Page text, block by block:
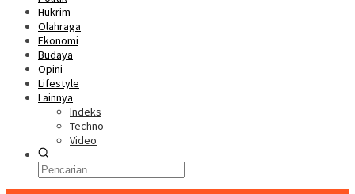
Hukrim
Olahraga
Ekonomi
Budaya
Opini
Lifestyle
Lainnya
Indeks
Techno
Video